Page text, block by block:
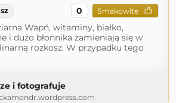
0 Smakowite
Wapń, witaminy, białko,
i dużo błonnika zamieniają się w
rozkosz. W przypadku tego
i fotografuje